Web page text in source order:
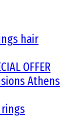
hair
OFFER
Athens